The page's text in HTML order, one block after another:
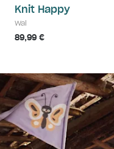
Knit Happy
Wal
89,99 €